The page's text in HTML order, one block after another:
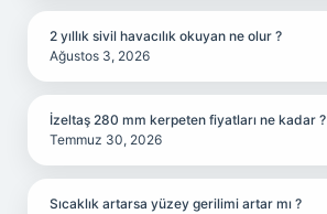
2 yıllık sivil havacılık okuyan ne olur ?
Ağustos 3, 2026
İzeltaş 280 mm kerpeten fiyatları ne kadar ?
Temmuz 30, 2026
Sıcaklık artarsa yüzey gerilimi artar mı ?